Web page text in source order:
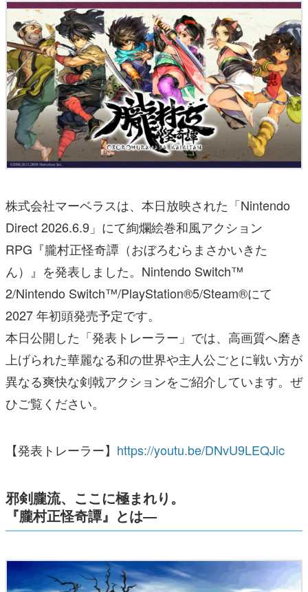
株式会社マーベラスは、本日放映された「Nintendo
Direct 2026.6.9」にて絢爛絵巻和風アクション
RPG『朧村正怪奇譚（おぼろむらまさかいきた
ん）』を発表しました。Nintendo Switch™
2/Nintendo Switch™/PlayStation®5/Steam®にて
2027 年初頭発売予定です。
本日公開した「発表トレーラー」では、高画質へ磨き
上げられた華麗なる和の世界や主人公ごとに戦い方が
異なる爽快な剣戟アクションをご紹介しています。ぜ
ひご覧ください。
【発表トレーラー】 https://youtu.be/DNvU9LEQJic
邪剣朧流、ここに極まれり。
『朧村正怪奇譚』とは―